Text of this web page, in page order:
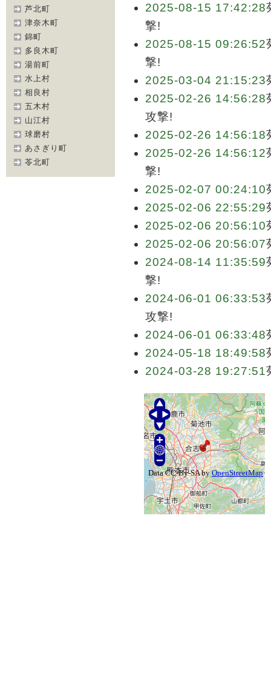
芦北町
津奈木町
錦町
多良木町
湯前町
水上村
相良村
五木村
山江村
球磨村
あさぎり町
苓北町
2025-08-15 17:42:28
撃!
2025-08-15 09:26:52
撃!
2025-03-04 21:15:23
2025-02-26 14:56:28
攻撃!
2025-02-26 14:56:18
2025-02-26 14:56:12
撃!
2025-02-07 00:24:10
2025-02-06 22:55:29
2025-02-06 20:56:10
2025-02-06 20:56:07
2024-08-14 11:35:59
撃!
2024-06-01 06:33:53
攻撃!
2024-06-01 06:33:48
2024-05-18 18:49:58
2024-03-28 19:27:51